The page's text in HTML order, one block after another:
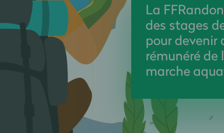
La
des stages
pour devenir
rémunéré
marche